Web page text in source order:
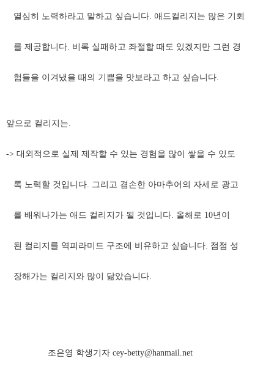
열심히 노력하라고 말하고 싶습니다. 애드컬리지는 많은 기회
를 제공합니다. 비록 실패하고 좌절할 때도 있겠지만 그런 경
험들을 이겨냈을 때의 기쁨을 맛보라고 하고 싶습니다.
앞으로 컬리지는.
-> 대외적으로 실제 제작할 수 있는 경험을 많이 쌓을 수 있도
록 노력할 것입니다. 그리고 겸손한 아마추어의 자세로 광고
를 배워나가는 애드 컬리지가 될 것입니다. 올해로 10년이
된 컬리지를 역피라미드 구조에 비유하고 싶습니다. 점점 성
장해가는 컬리지와 많이 닮았습니다.
조은영 학생기자 cey-betty@hanmail.net